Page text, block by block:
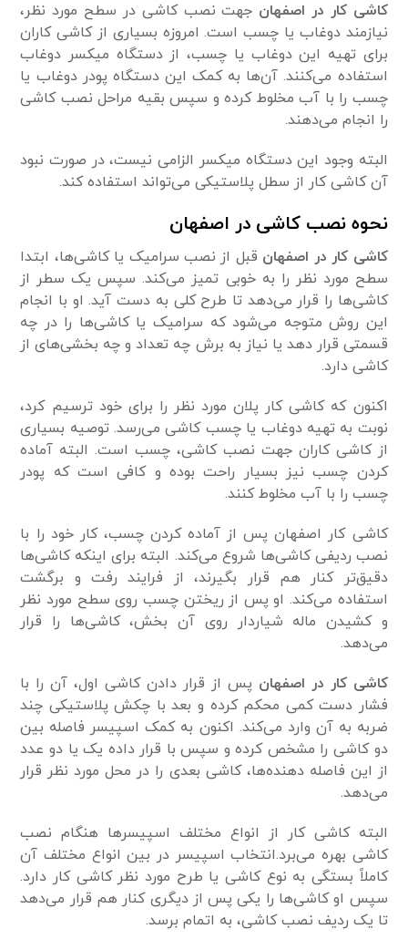
کاشی کار در اصفهان جهت نصب کاشی در سطح مورد نظر،
نیاز‌مند دوغاب یا چسب است. امروزه بسیاری از کاشی کاران
برای تهیه این دوغاب یا چسب، از دستگاه میکسر دوغاب
استفاده می‌کنند. آن‌ها به کمک این دستگاه پودر دوغاب یا
چسب را با آب مخلوط کرده و سپس بقیه مراحل نصب کاشی
را انجام می‌دهند.
البته وجود این دستگاه میکسر الزامی نیست، در صورت نبود
آن کاشی کار از سطل پلاستیکی می‌تواند استفاده کند.
نحوه نصب کاشی در اصفهان
کاشی کار در اصفهان قبل از نصب سرامیک یا کاشی‌ها، ابتدا
سطح مورد نظر را به خوبی تمیز می‌کند. سپس یک سطر از
کاشی‌ها را قرار می‌دهد تا طرح کلی به دست آید. او با انجام
این روش متوجه می‌شود که سرامیک یا کاشی‌ها را در چه
قسمتی قرار دهد یا نیاز به برش چه تعداد و چه بخشی‌های از
کاشی دارد.
اکنون که کاشی کار پلان مورد نظر را برای خود ترسیم کرد،
نوبت به تهیه دوغاب یا چسب کاشی می‌رسد. توصیه بسیاری
از کاشی کاران جهت نصب کاشی، چسب است. البته آماده
کردن چسب نیز بسیار راحت بوده و کافی است که پودر
چسب را با آب مخلوط کنند.
کاشی کار اصفهان پس از آماده کردن چسب، کار خود را با
نصب ردیفی کاشی‌ها شروع می‌کند. البته برای اینکه کاشی‌ها
دقیق‌تر کنار هم قرار بگیرند، از فرایند رفت و برگشت
استفاده می‌کند. او پس از ریختن چسب روی سطح مورد نظر
و کشیدن ماله شیاردار روی آن بخش، کاشی‌ها را قرار
می‌دهد.
کاشی کار در اصفهان پس از قرار دادن کاشی اول، آن را با
فشار دست کمی محکم کرده و بعد با چکش پلاستیکی چند
ضربه به آن وارد می‌کند. اکنون به کمک اسپیسر فاصله بین
دو کاشی را مشخص کرده و سپس با قرار داده یک یا دو عدد
از این فاصله دهنده‌ها، کاشی بعدی را در محل مورد نظر قرار
می‌دهد.
البته کاشی کار از انواع مختلف اسپیسر‌ها هنگام نصب
کاشی بهره می‌برد.انتخاب اسپیسر در بین انواع مختلف آن
کاملاً بستگی به نوع کاشی یا طرح مورد نظر کاشی کار دارد.
سپس او کاشی‌ها را یکی پس از دیگری کنار هم قرار می‌دهد
تا یک ردیف نصب کاشی، به اتمام برسد.